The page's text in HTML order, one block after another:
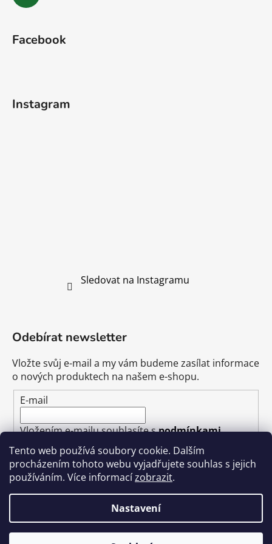
Tento web používá soubory cookie. Dalším
procházením tohoto webu vyjadřujete souhlas s jejich
používáním. Více informacízobrazit.
Nastavení
Facebook
Instagram
Sledovat na Instagramu
Odebírat newsletter
Vložte svůj e-mail a my vám budeme zasílat informace
o nových produktech na našem e-shopu.
E-mail
Vložením e-mailu souhlasíte spodmínkami
ochrany osobních údajů
PŘIHLÁSIT SE
Vytvořil Shoptet